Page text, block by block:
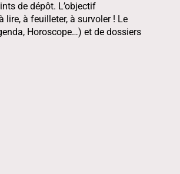
de dépôt. L’objectif
lire, à feuilleter, à survoler ! Le
Horoscope…) et de dossiers